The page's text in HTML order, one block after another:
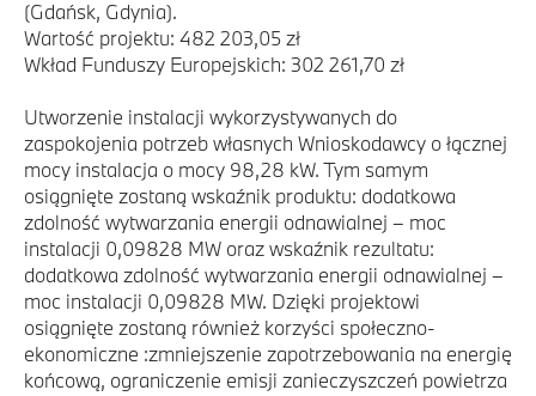
(Gdańsk, Gdynia).
Wartość projektu: 482 203,05 zł
Wkład Funduszy Europejskich: 302 261,70 zł
Utworzenie instalacji wykorzystywanych do
zaspokojenia potrzeb własnych Wnioskodawcy o łącznej
mocy instalacja o mocy 98,28 kW. Tym samym
osiągnięte zostaną wskaźnik produktu: dodatkowa
zdolność wytwarzania energii odnawialnej – moc
instalacji 0,09828 MW oraz wskaźnik rezultatu:
dodatkowa zdolność wytwarzania energii odnawialnej –
moc instalacji 0,09828 MW. Dzięki projektowi
osiągnięte zostaną również korzyści społeczno-
ekonomiczne :zmniejszenie zapotrzebowania na energię
końcową, ograniczenie emisji zanieczyszczeń powietrza